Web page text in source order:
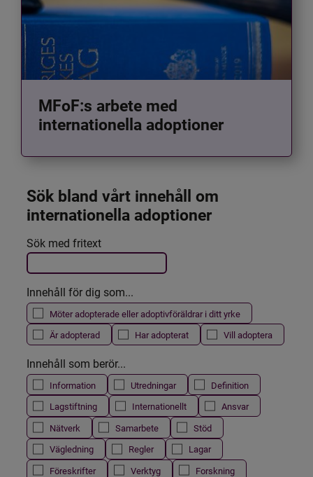
MFoF:s arbete med
internationella adoptioner
Sök bland vårt innehåll om
internationella adoptioner
Filtrera resultatet
Det här formuläret postas automatiskt
Sök med fritext
Innehåll för dig som...
Möter adopterade eller adoptivföräldrar i ditt yrke
Är adopterad
Har adopterat Vill adoptera
Innehåll som berör...
Information Utredningar
Definition
Lagstiftning
Internationellt
Ansvar
Nätverk
Samarbete
Stöd
Vägledning
Regler
Lagar
Föreskrifter
Verktyg
Forskning